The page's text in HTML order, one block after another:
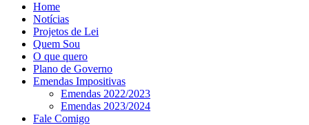
Home
Notícias
Projetos de Lei
Quem Sou
O que quero
Plano de Governo
Emendas Impositivas
Emendas 2022/2023
Emendas 2023/2024
Fale Comigo